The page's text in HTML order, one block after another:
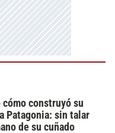
construyó su
Patagonia: sin talar
de su cuñado